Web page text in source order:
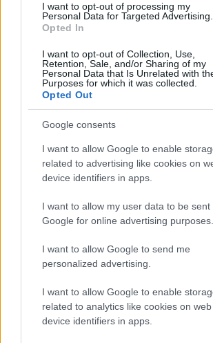
I want to opt-out of processing my
Personal Data for Targeted Advertising.
Opted In
I want to opt-out of Collection, Use,
Retention, Sale, and/or Sharing of my
Personal Data that Is Unrelated with
Purposes for which it was collected.
Opted Out
Google consents
I want to allow Google to enable
related to advertising like cookies on
device identifiers in apps.
I want to allow my user data to be sent
Google for online advertising purposes.
I want to allow Google to send me
personalized advertising.
I want to allow Google to enable
related to analytics like cookies on
device identifiers in apps.
ΚΟΣΜΟΣ
αεροσκάφος είχε εκρηκτική
για Ρώσους πράκτορες
5/08/2026 - 2:53μμ
Κορωπί: Φωτιά στα Δρίγγια –
μάχη έξι εναέρια μέσα